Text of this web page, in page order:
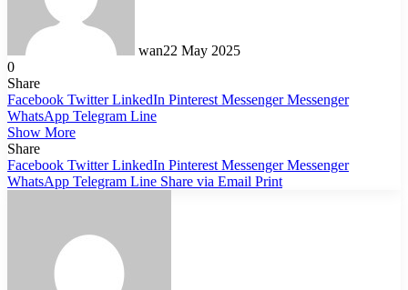
wan22 May 2025
0
Share
Facebook Twitter LinkedIn Pinterest Messenger Messenger
WhatsApp Telegram Line
Show More
Share
Facebook Twitter LinkedIn Pinterest Messenger Messenger
WhatsApp Telegram Line Share via Email Print